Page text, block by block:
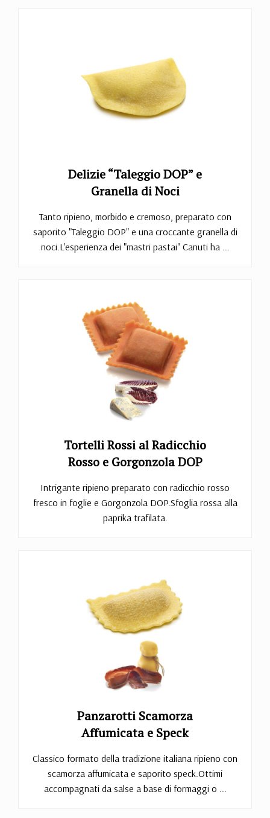
Delizie “Taleggio DOP” e
Granella di Noci
Tanto ripieno, morbido e cremoso, preparato con
saporito "Taleggio DOP" e una croccante granella di
noci.L'esperienza dei "mastri pastai" Canuti ha ...
Tortelli Rossi al Radicchio
Rosso e Gorgonzola DOP
Intrigante ripieno preparato con radicchio rosso
fresco in foglie e Gorgonzola DOP.Sfoglia rossa alla
paprika trafilata.
Panzarotti Scamorza
Affumicata e Speck
Classico formato della tradizione italiana ripieno con
scamorza affumicata e saporito speck.Ottimi
accompagnati da salse a base di formaggi o ...